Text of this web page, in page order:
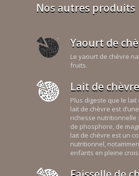
Nos autres produits
Yaourt de
Le yaourt de chèvre
fruits.
Lait de chèvre
Plus digeste que le lait
lait de chèvre est
richesse nutritionnelle
de phosphore, de
lait de chèvre est un
nutritionnel,
enfants en pleine